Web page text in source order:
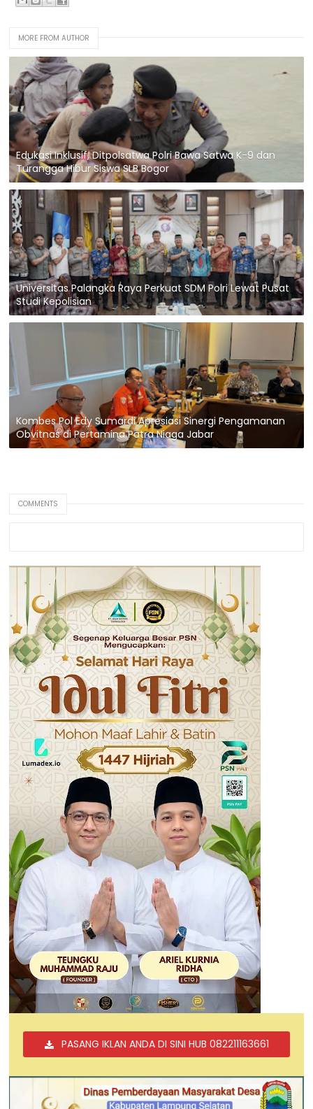
MORE FROM AUTHOR
Edukasi Inklusif, Ditpolsatwa Polri Bawa Satwa K-9 dan
Turangga Hibur Siswa SLB Bogor
Universitas Palangka Raya Perkuat SDM Polri Lewat Pusat
Studi Kepolisian
Kombes Pol Edy Sumardi Apresiasi Sinergi Pengamanan
Obvitnas di Pertamina Patra Niaga Jabar
COMMENTS
PASANG IKLAN ANDA DI SINI HUB 082211163661